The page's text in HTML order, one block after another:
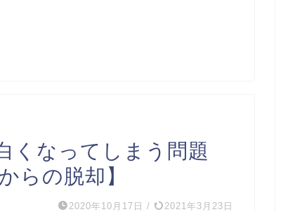
くなってしまう問題
らの脱却】
2020年10月17日 / 2021年3月23日